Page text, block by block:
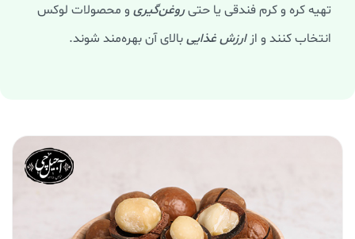
تهیه کره و کرم فندقی یا حتیروغن‌گیری و محصولات لوکس
انتخاب کنند و از ارزش غذاییبالای آن بهره‌مند شوند.